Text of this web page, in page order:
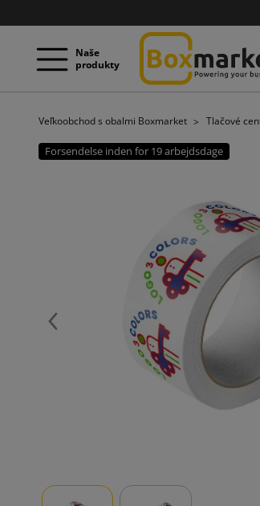
Naše
produkty
Veľkoobchod s obalmi Boxmarket Tlačové
Forsendelse inden for 19 arbejdsdage
Späť